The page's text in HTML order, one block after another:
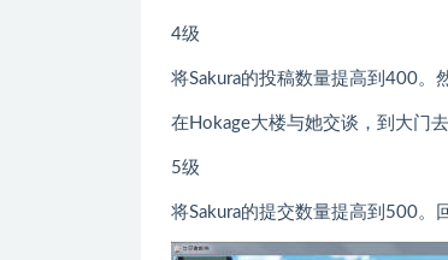
4级
将Sakura的投稿数量提高到400。
在Hokage大楼与她交谈，到大门
5级
将Sakura的提交数量提高到500。